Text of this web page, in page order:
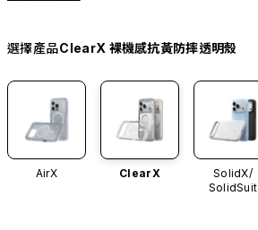
選擇產品ClearX 裸機感抗黃防摔透明殼
AirX ClearX
SolidX/
SolidSuit